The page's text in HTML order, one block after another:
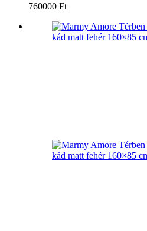
760000 Ft